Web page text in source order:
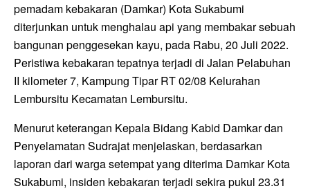
pemadam kebakaran (Damkar) Kota Sukabumi
diterjunkan untuk menghalau api yang membakar sebuah
bangunan penggesekan kayu, pada Rabu, 20 Juli 2022.
Peristiwa kebakaran tepatnya terjadi di Jalan Pelabuhan
II kilometer 7, Kampung Tipar RT 02/08 Kelurahan
Lembursitu Kecamatan Lembursitu.
Menurut keterangan Kepala Bidang Kabid Damkar dan
Penyelamatan Sudrajat menjelaskan, berdasarkan
laporan dari warga setempat yang diterima Damkar Kota
Sukabumi, insiden kebakaran terjadi sekira pukul 23.31